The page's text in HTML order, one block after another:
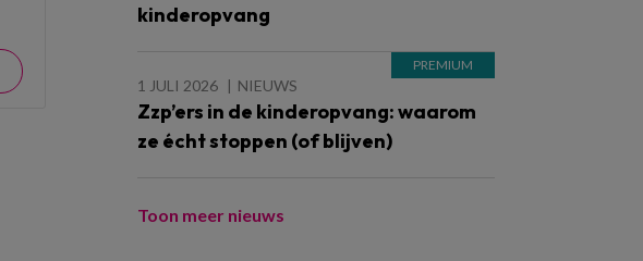
kinderopvang
1 JULI 2026 NIEUWS
Zzp’ers in de kinderopvang: waarom
ze écht stoppen (of blijven)
Toon meer nieuws